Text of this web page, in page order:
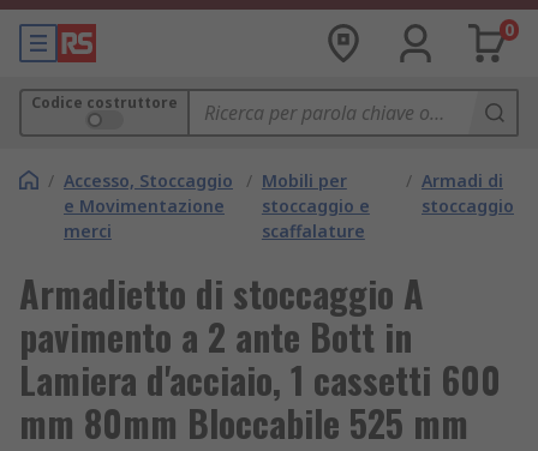
0
Codice costruttore
/ Accesso, Stoccaggio
e Movimentazione
merci
/ Mobili per
stoccaggio e
scaffalature
/ Armadi di
stoccaggio
Armadietto di stoccaggio A
pavimento a 2 ante Bott in
Lamiera d'acciaio, 1 cassetti 600
mm 80mm Bloccabile 525 mm